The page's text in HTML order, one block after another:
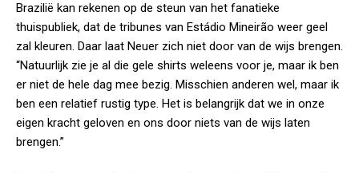
Brazilië kan rekenen op de steun van het fanatieke
thuispubliek, dat de tribunes van Estádio Mineirão weer geel
zal kleuren. Daar laat Neuer zich niet door van de wijs brengen.
“Natuurlijk zie je al die gele shirts weleens voor je, maar ik ben
er niet de hele dag mee bezig. Misschien anderen wel, maar ik
ben een relatief rustig type. Het is belangrijk dat we in onze
eigen kracht geloven en ons door niets van de wijs laten
brengen.”